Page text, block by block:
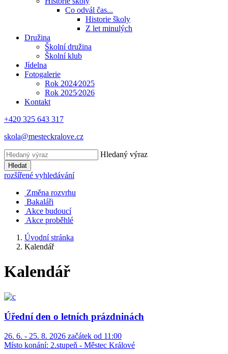
Co odvál čas...
Historie školy
Z let minulých
Družina
Školní družina
Školní klub
Jídelna
Fotogalerie
Rok 2024⁄2025
Rok 2025⁄2026
Kontakt
+420 325 643 317
skola@mesteckralove.cz
Hledaný výraz
Hledat
rozšířené vyhledávání
Změna rozvrhu
Bakaláři
Akce budoucí
Akce proběhlé
Úvodní stránka
Kalendář
Kalendář
Úřední den o letních prázdninách
26. 6. - 25. 8. 2026 začátek od 11:00
Místo konání: 2.stupeň - Městec Králové